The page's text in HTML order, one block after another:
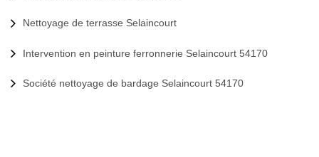
Nettoyage de terrasse Selaincourt
Intervention en peinture ferronnerie Selaincourt 54170
Société nettoyage de bardage Selaincourt 54170